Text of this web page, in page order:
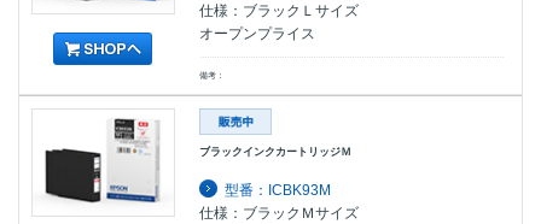
仕様：ブラックＬサイズ
オープンプライス
備考：
ブラックインクカートリッジＭ
型番：ICBK93M
仕様：ブラックＭサイズ